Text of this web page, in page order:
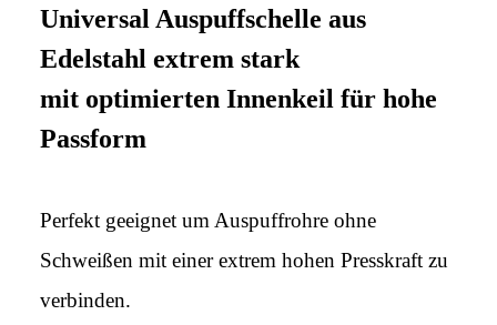
Universal Auspuffschelle aus
Edelstahl extrem stark
mit optimierten Innenkeil für hohe
Passform
Perfekt geeignet um Auspuffrohre ohne
Schweißen mit einer extrem hohen Presskraft zu
verbinden.